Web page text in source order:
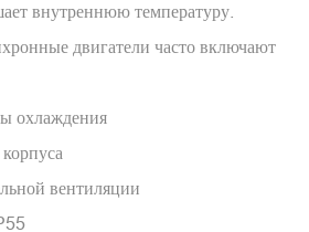
внутреннюю температуру.
двигатели часто включают
охлаждения
вентиляции